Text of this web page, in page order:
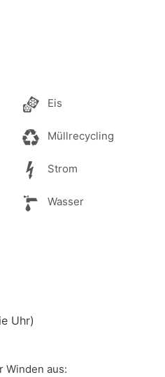
Eis
Müllrecycling
Strom
Wasser
Uhr)
Winden aus: